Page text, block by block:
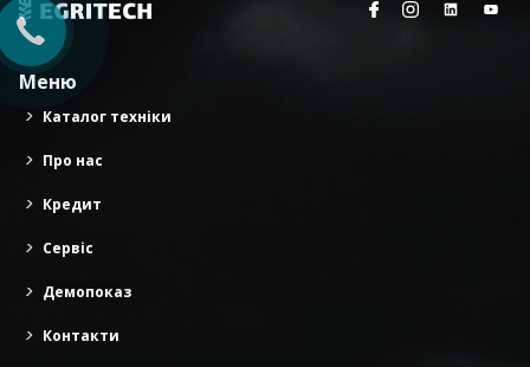
Меню
Каталог техніки
Про нас
Кредит
Сервіс
Демопоказ
Контакти